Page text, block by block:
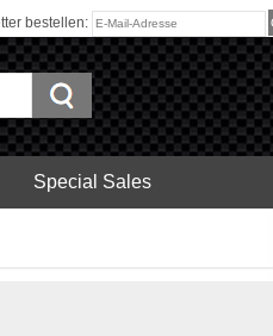
bestellen:
Special Sales